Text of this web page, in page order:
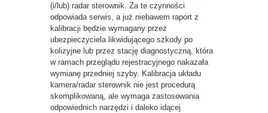
(i/lub) radar sterownik. Za te czynności
odpowiada serwis, a już niebawem raport z
kalibracji będzie wymagany przez
ubezpieczyciela likwidującego szkody po
kolizyjne lub przez stację diagnostyczną, która
w ramach przeglądu rejestracyjnego nakazała
wymianę przedniej szyby. Kalibracja układu
kamera/radar sterownik nie jest procedurą
skomplikowaną, ale wymaga zastosowania
odpowiednich narzędzi i daleko idącej